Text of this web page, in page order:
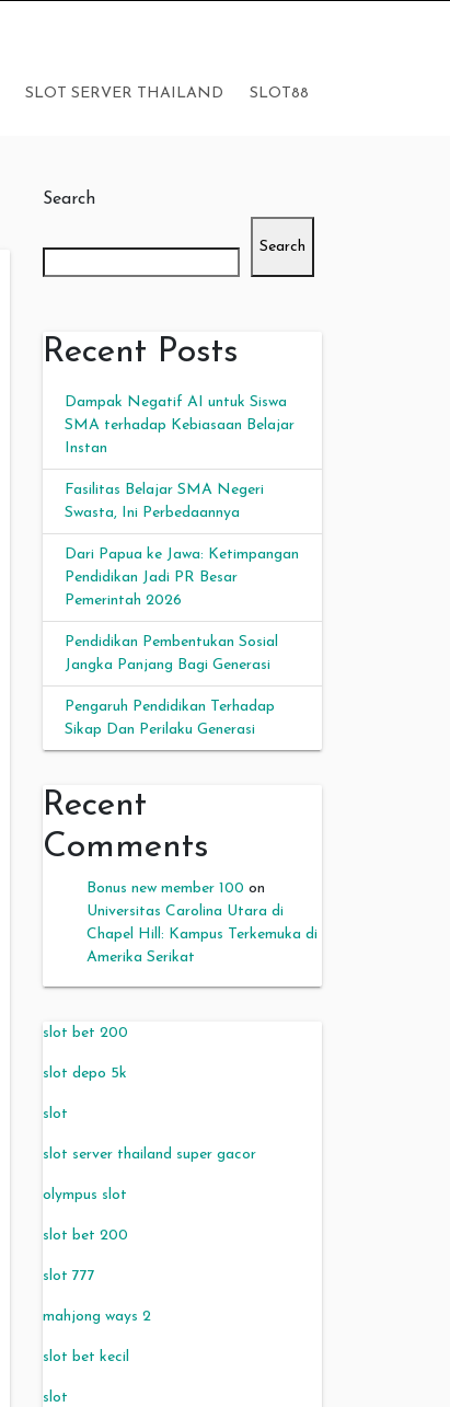
SLOT SERVER THAILAND SLOT88
Search
Search
Recent Posts
Dampak Negatif AI untuk Siswa
SMA terhadap Kebiasaan Belajar
Instan
Fasilitas Belajar SMA Negeri
Swasta, Ini Perbedaannya
Dari Papua ke Jawa: Ketimpangan
Pendidikan Jadi PR Besar
Pemerintah 2026
Pendidikan Pembentukan Sosial
Jangka Panjang Bagi Generasi
Pengaruh Pendidikan Terhadap
Sikap Dan Perilaku Generasi
Recent
Comments
Bonus new member 100 on
Universitas Carolina Utara di
Chapel Hill: Kampus Terkemuka di
Amerika Serikat
slot bet 200
slot depo 5k
slot
slot server thailand super gacor
olympus slot
slot bet 200
slot 777
mahjong ways 2
slot bet kecil
slot